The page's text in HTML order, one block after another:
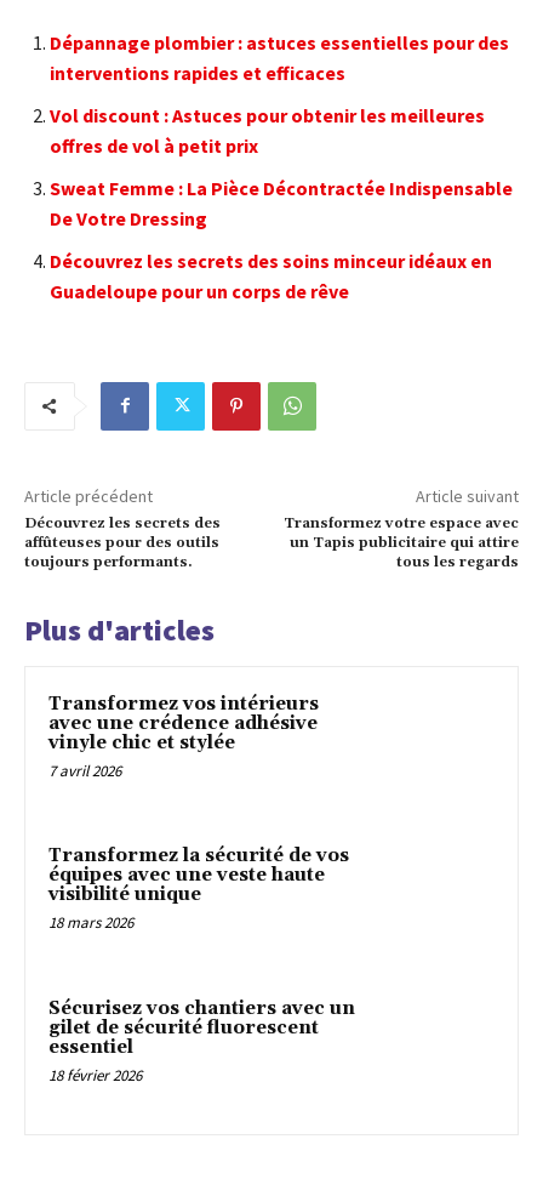
Dépannage plombier : astuces essentielles pour des
interventions rapides et efficaces
Vol discount : Astuces pour obtenir les meilleures
offres de vol à petit prix
Sweat Femme : La Pièce Décontractée Indispensable
De Votre Dressing
Découvrez les secrets des soins minceur idéaux en
Guadeloupe pour un corps de rêve
Article précédent
Découvrez les secrets des
affûteuses pour des outils
toujours performants.
Article suivant
Transformez votre espace avec
un Tapis publicitaire qui attire
tous les regards
Plus d'articles
Transformez vos intérieurs
avec une crédence adhésive
vinyle chic et stylée
7 avril 2026
Transformez la sécurité de vos
équipes avec une veste haute
visibilité unique
18 mars 2026
Sécurisez vos chantiers avec un
gilet de sécurité fluorescent
essentiel
18 février 2026